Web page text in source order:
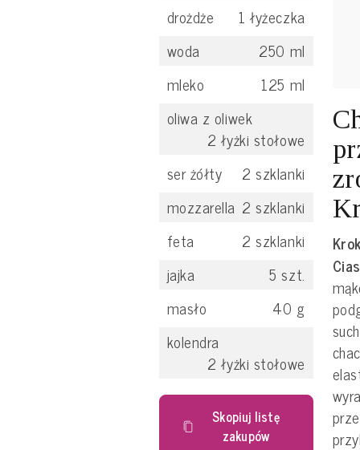
drożdże
1 łyżeczka
woda
250 ml
mleko
125 ml
oliwa z oliwek
2 łyżki stołowe
ser żółty
2 szklanki
mozzarella 2 szklanki
feta
2 szklanki
jajka
5 szt.
masło
40 g
kolendra
2 łyżki stołowe
Skopiuj listę
zakupów